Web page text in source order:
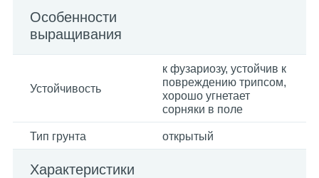
Особенности
выращивания
Устойчивость
к фузариозу, устойчив к
повреждению трипсом,
хорошо угнетает
сорняки в поле
Тип грунта открытый
Характеристики